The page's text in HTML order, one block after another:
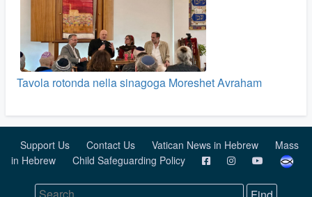
Tavola rotonda nella sinagoga Moreshet Avraham
Support Us Contact Us Vatican News in Hebrew
Mass
in Hebrew
Child Safeguarding Policy